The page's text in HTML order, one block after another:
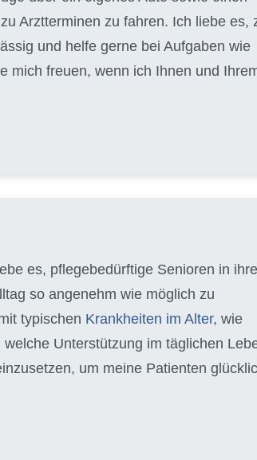
Arztterminen zu fahren. Ich liebe es,
und helfe gerne bei Aufgaben wie
mich freuen, wenn ich Ihnen und
es, pflegebedürftige Senioren in
so angenehm wie möglich zu
typischen Krankheiten im Alter, wie
Unterstützung im täglichen
um meine Patienten